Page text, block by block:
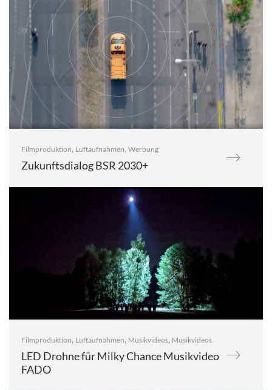
Filmproduktion, Luftaufnahmen, Werbung
Zukunftsdialog BSR 2030+
Filmproduktion, Luftaufnahmen, Musikvideos, Musikvideos
LED Drohne für Milky Chance Musikvideo
FADO